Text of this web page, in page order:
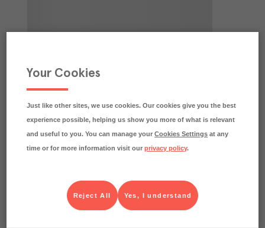
Your Cookies
Just like other sites, we use cookies. Our cookies give you the best
experience possible, helping us show you more of what is relevant
and useful to you. You can manage yourCookies Settings at any
time or for more information visit ourprivacy policy.
Yes, I understand
Reject All